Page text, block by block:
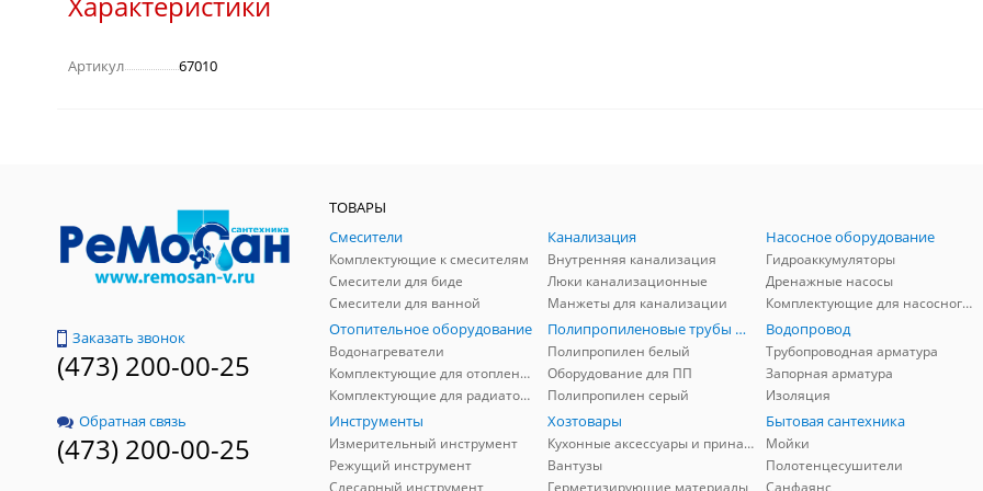
Артикул 67010
Заказать звонок
(473) 200-00-25
Обратная связь
(473) 200-00-25
ТОВАРЫ
Смесители
Комплектующие к смесителям
Смесители для биде
Смесители для ванной
Канализация
Внутренняя канализация
Люки канализационные
Манжеты для канализации
Насосное оборудование
Гидроаккумуляторы
Дренажные насосы
Комплектующие для насосного оборудования
Отопительное оборудование
Водонагреватели
Комплектующие для отопления
Комплектующие для радиаторов
Полипропиленовые трубы и фитинги
Полипропилен белый
Оборудование для ПП
Полипропилен серый
Водопровод
Трубопроводная арматура
Запорная арматура
Изоляция
Инструменты
Измерительный инструмент
Режущий инструмент
Слесарный инструмент
Хозтовары
Кухонные аксессуары и принадлежности
Вантузы
Герметизирующие материалы
Бытовая сантехника
Мойки
Полотенцесушители
Санфаянс